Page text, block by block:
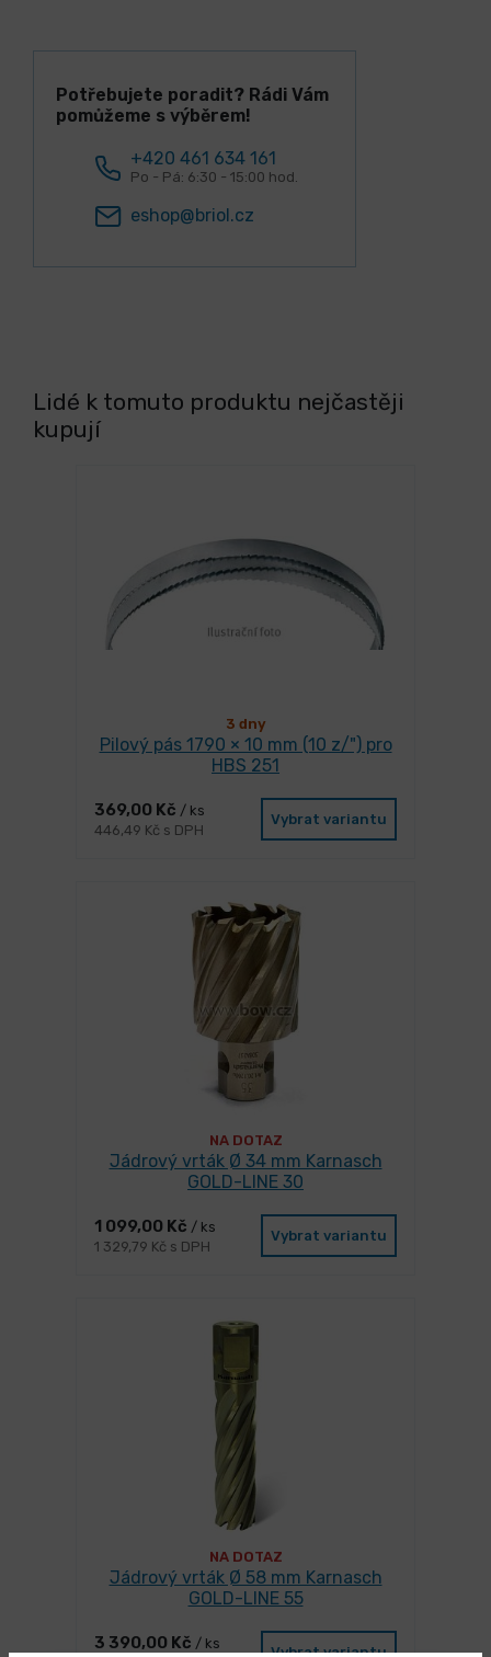
Potřebujete poradit? Rádi Vám
pomůžeme s výběrem!
+420 461 634 161
Po - Pá: 6:30 - 15:00 hod.
eshop@briol.cz
Lidé k tomuto produktu nejčastěji
kupují
3 dny
Pilový pás 1790 × 10 mm (10 z/") pro
HBS 251
369,00 Kč / ks
446,49 Kč s DPH
Vybrat variantu
NA DOTAZ
Jádrový vrták Ø 34 mm Karnasch
GOLD-LINE 30
1 099,00 Kč / ks
1 329,79 Kč s DPH
Vybrat variantu
NA DOTAZ
Jádrový vrták Ø 58 mm Karnasch
GOLD-LINE 55
3 390,00 Kč / ks
Vybrat variantu